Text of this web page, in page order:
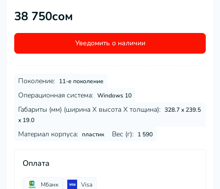
38 750сом
Уведомить о наличии
Поколение: 11-е поколение
Операционная система: Windows 10
Габариты (мм) (ширина Х высота Х толщина): 328.7 x 239.5
x 19.0
Материал корпуса: пластик Вес (г): 1 590
Оплата
Мбанк Visa